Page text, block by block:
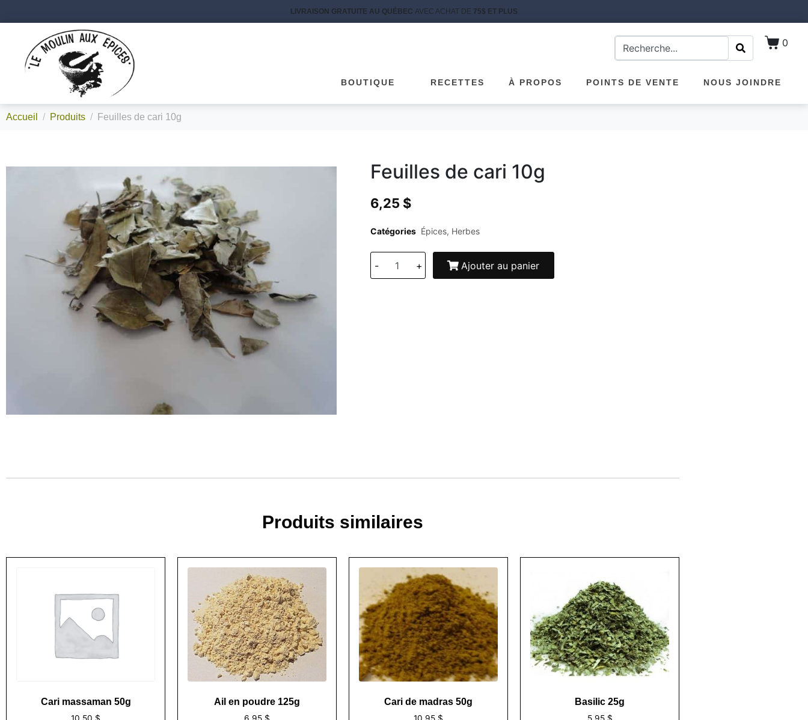
LIVRAISON GRATUITE AU QUÉBEC AVEC ACHAT DE 75$ ET PLUS
0
BOUTIQUE RECETTES À PROPOS POINTS DE VENTE NOUS JOINDRE
Accueil Produits Feuilles de cari 10g
Feuilles de cari 10g
6,25 $
Catégories Épices, Herbes
- + Ajouter au panier
Produits similaires
Cari massaman 50g Ail en poudre 125g Cari de madras 50g Basilic 25g